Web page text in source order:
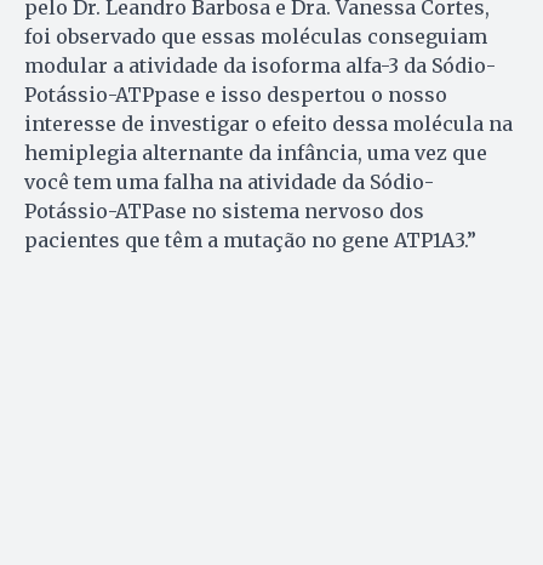
pelo Dr. Leandro Barbosa e Dra. Vanessa Cortes,
foi observado que essas moléculas conseguiam
modular a atividade da isoforma alfa-3 da Sódio-
Potássio-ATPpase e isso despertou o nosso
interesse de investigar o efeito dessa molécula na
hemiplegia alternante da infância, uma vez que
você tem uma falha na atividade da Sódio-
Potássio-ATPase no sistema nervoso dos
pacientes que têm a mutação no gene ATP1A3.”